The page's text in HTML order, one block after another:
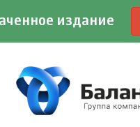
издание